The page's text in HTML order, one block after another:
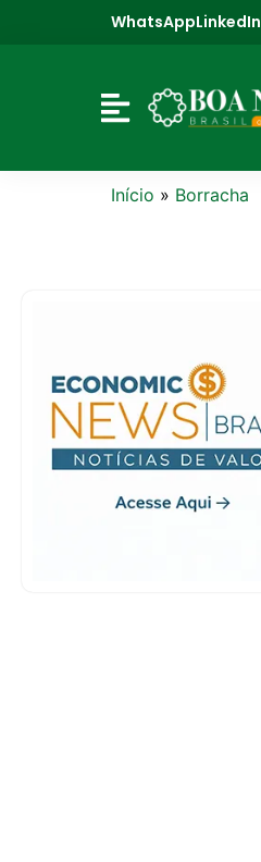
WhatsAppLinkedIn
Início » Borracha